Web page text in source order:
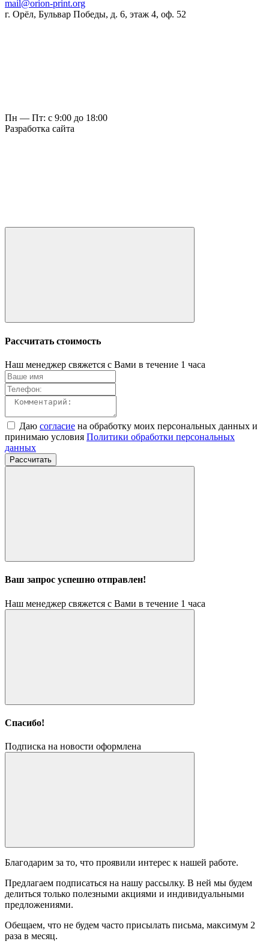
mail@orion-print.org
г. Орёл, Бульвар Победы, д. 6, этаж 4, оф. 52
Пн — Пт: с 9:00 до 18:00
Разработка сайта
Рассчитать стоимость
Наш менеджер свяжется с Вами в течение 1 часа
Даю согласие на обработку моих персональных данных и
принимаю условия Политики обработки персональных
данных
Рассчитать
Ваш запрос успешно отправлен!
Наш менеджер свяжется с Вами в течение 1 часа
Спасибо!
Подписка на новости оформлена
Благодарим за то, что проявили интерес к нашей работе.
Предлагаем подписаться на нашу рассылку. В ней мы будем
делиться только полезными акциями и индивидуальными
предложениями.
Обещаем, что не будем часто присылать письма, максимум 2
раза в месяц.